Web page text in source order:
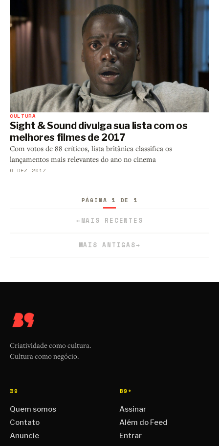
CULTURA
Sight & Sound divulga sua lista com os
melhores filmes de 2017
Com votos de 88 críticos, lista britânica classifica os
lançamentos mais relevantes do ano no cinema
6 DEZ 2017
←MAIS RECENTES
PÁGINA 1 DE 1
MAIS ANTIGAS→
Criatividade como cultura.
Cultura como negócio.
B9
Quem somos
Contato
Anuncie
B9+
Assinar
Além do Feed
Entrar